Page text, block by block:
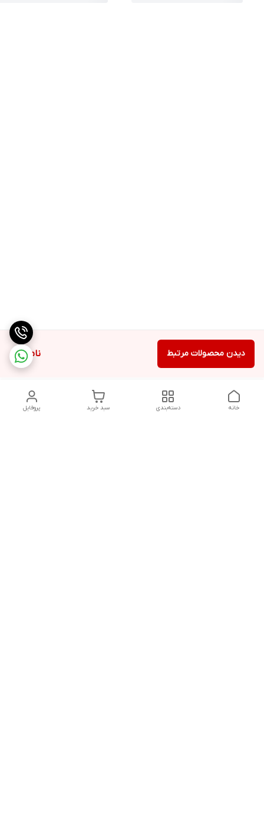
ناموجود دیدن محصولات مرتبط
پروفایل سبد خرید دسته‌بندی خانه